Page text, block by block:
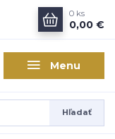
Menu
Hľadať
0 ks
0,00 €